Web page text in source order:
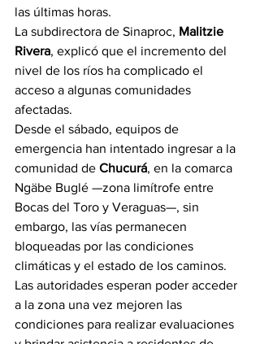
las últimas horas.
La subdirectora de Sinaproc, Malitzie
Rivera, explicó que el incremento del
nivel de los ríos ha complicado el
acceso a algunas comunidades
afectadas.
Desde el sábado, equipos de
emergencia han intentado ingresar a la
comunidad de Chucurá, en la comarca
Ngäbe Buglé —zona limítrofe entre
Bocas del Toro y Veraguas—, sin
embargo, las vías permanecen
bloqueadas por las condiciones
climáticas y el estado de los caminos.
Las autoridades esperan poder acceder
a la zona una vez mejoren las
condiciones para realizar evaluaciones